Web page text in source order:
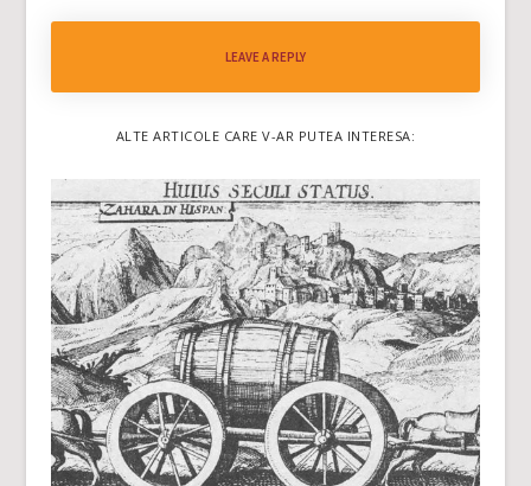
LEAVE A REPLY
ALTE ARTICOLE CARE V-AR PUTEA INTERESA: